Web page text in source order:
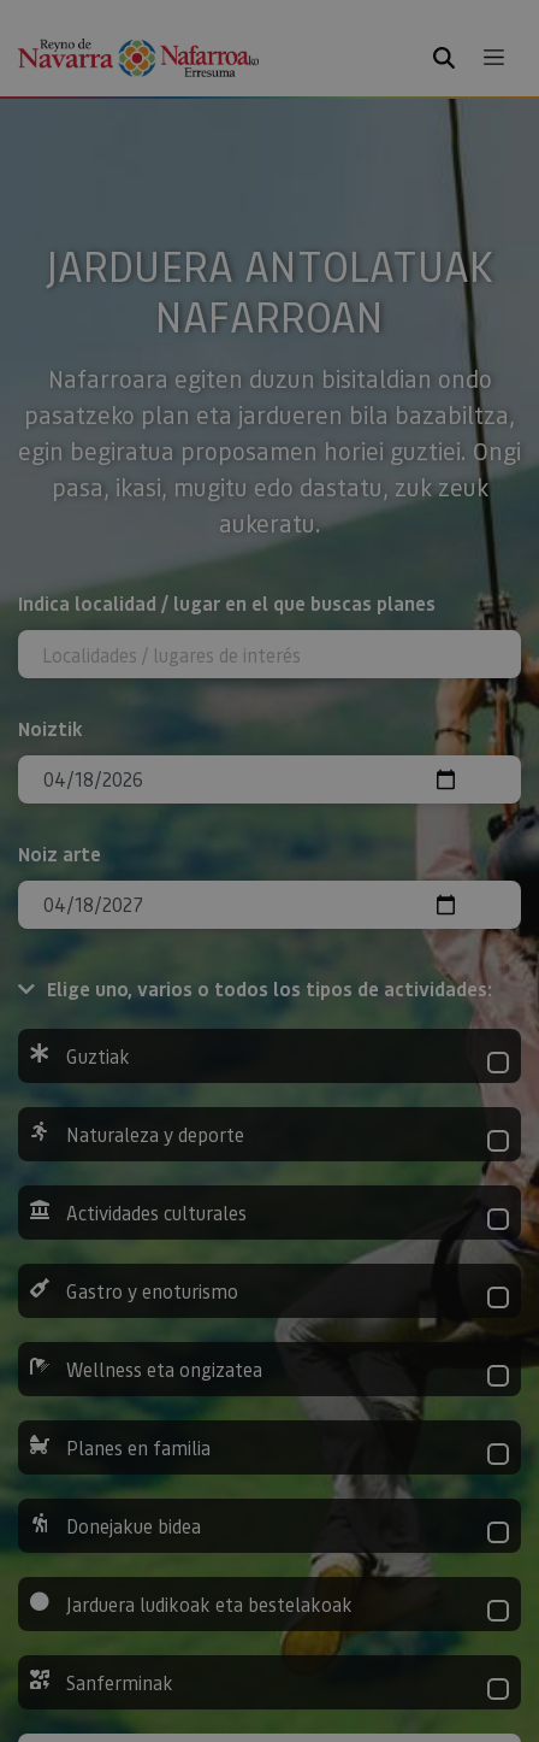
BILATU
JARDUERA ANTOLATUAK
NAFARROAN
Nafarroara egiten duzun bisitaldian ondo
pasatzeko plan eta jardueren bila bazabiltza,
egin begiratua proposamen horiei guztiei. Ongi
pasa, ikasi, mugitu edo dastatu, zuk zeuk
aukeratu.
BILATU
Indica localidad / lugar en el que buscas planes
Noiztik
Noiz arte
Elige uno, varios o todos los tipos de actividades:
Guztiak
Naturaleza y deporte
Actividades culturales
Gastro y enoturismo
Wellness eta ongizatea
Planes en familia
Donejakue bidea
Jarduera ludikoak eta bestelakoak
Sanferminak